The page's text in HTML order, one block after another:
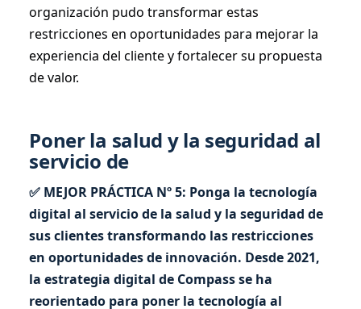
organización pudo transformar estas
restricciones en oportunidades para mejorar la
experiencia del cliente y fortalecer su propuesta
de valor.
Poner la salud y la seguridad al
servicio de
✅ MEJOR PRÁCTICA Nº 5: Ponga la tecnología
digital al servicio de la salud y la seguridad de
sus clientes transformando las restricciones
en oportunidades de innovación. Desde 2021,
la estrategia digital de Compass se ha
reorientado para poner la tecnología al